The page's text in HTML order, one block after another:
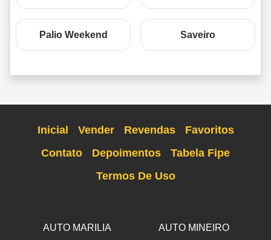
Palio Weekend Saveiro
Inicial Vender Revendas
Favoritos
Contato
Depoimentos
Tabela Fipe
Termos De Uso
AUTO MARILIA AUTO MINEIRO